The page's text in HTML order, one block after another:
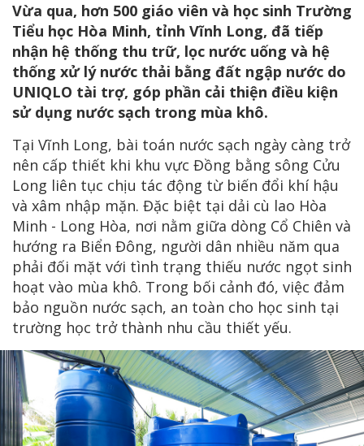
Vừa qua, hơn 500 giáo viên và học sinh Trường
Tiểu học Hòa Minh, tỉnh Vĩnh Long, đã tiếp
nhận hệ thống thu trữ, lọc nước uống và hệ
thống xử lý nước thải bằng đất ngập nước do
UNIQLO tài trợ, góp phần cải thiện điều kiện
sử dụng nước sạch trong mùa khô.
Tại Vĩnh Long, bài toán nước sạch ngày càng trở
nên cấp thiết khi khu vực Đồng bằng sông Cửu
Long liên tục chịu tác động từ biến đổi khí hậu
và xâm nhập mặn. Đặc biệt tại dải cù lao Hòa
Minh - Long Hòa, nơi nằm giữa dòng Cổ Chiên và
hướng ra Biển Đông, người dân nhiều năm qua
phải đối mặt với tình trạng thiếu nước ngọt sinh
hoạt vào mùa khô. Trong bối cảnh đó, việc đảm
bảo nguồn nước sạch, an toàn cho học sinh tại
trường học trở thành nhu cầu thiết yếu.